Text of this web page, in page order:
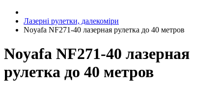
Лазерні рулетки, далекоміри
Noyafa NF271-40 лазерная рулетка до 40 метров
Noyafa NF271-40 лазерная
рулетка до 40 метров